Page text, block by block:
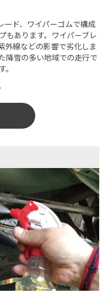
ード、ワイパーゴムで構成
もあります。ワイパーブレ
外線などの影響で劣化しま
降雪の多い地域での走行で